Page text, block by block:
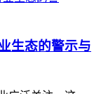
生态的警示与